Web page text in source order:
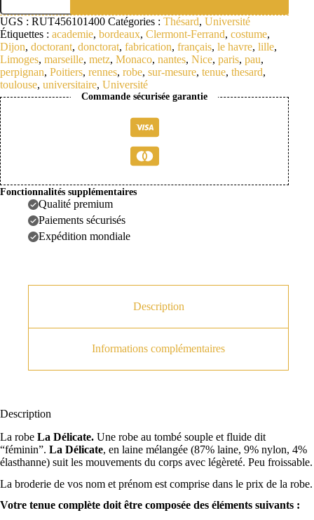
Min: 2 caractères
Typographie*
Harlow
couleurs*
Thésard
Doctorant
-
La
Délicate
UGS : RUT456101400 Catégories : Thésard, Université
Étiquettes : academie, bordeaux, Clermont-Ferrand, costume,
Dijon, doctorant, donctorat, fabrication, français, le havre, lille,
Limoges, marseille, metz, Monaco, nantes, Nice, paris, pau,
perpignan, Poitiers, rennes, robe, sur-mesure, tenue, thesard,
toulouse, universitaire, Université
Commande sécurisée garantie
Fonctionnalités supplémentaires
Qualité premium
Paiements sécurisés
Expédition mondiale
Description
Informations complémentaires
Description
La robe La Délicate. Une robe au tombé souple et fluide dit
“féminin”. La Délicate, en laine mélangée (87% laine, 9% nylon, 4%
élasthanne) suit les mouvements du corps avec légèreté. Peu froissable.
La broderie de vos nom et prénom est comprise dans le prix de la robe.
Votre tenue complète doit être composée des éléments suivants :